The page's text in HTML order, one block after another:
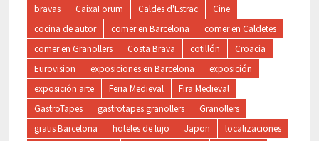
bravas CaixaForum Caldes d'Estrac
Cine
cocina de autor
comer en Barcelona
comer en Caldetes
comer en Granollers
Costa Brava cotillón
Croacia
Eurovision
exposiciones en Barcelona
exposición
exposición arte
Feria Medieval
Fira Medieval
GastroTapes
gastrotapes granollers
Granollers
gratis Barcelona
hoteles de lujo Japon
localizaciones